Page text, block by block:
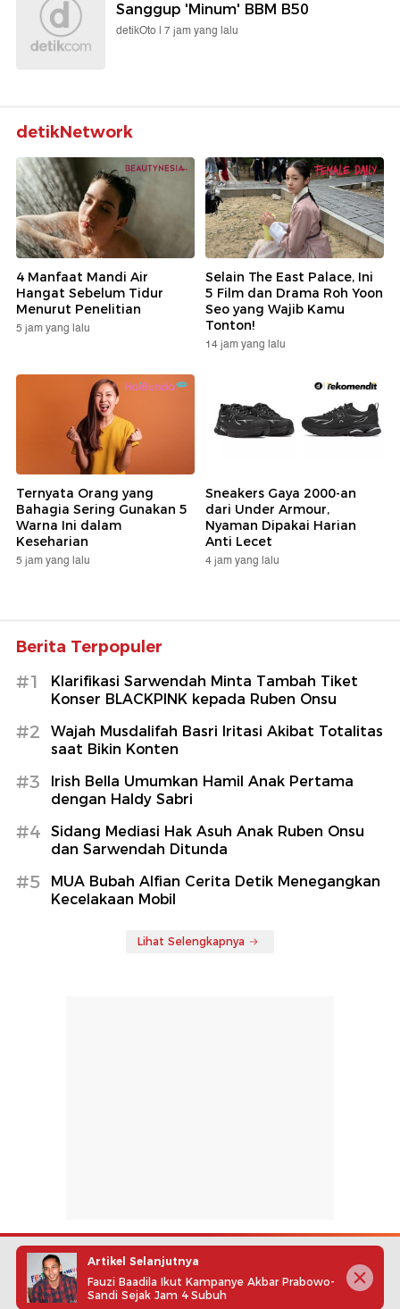
Sanggup 'Minum' BBM B50
detikOto | 7 jam yang lalu
detikNetwork
4 Manfaat Mandi Air
Hangat Sebelum Tidur
Menurut Penelitian
5 jam yang lalu
Selain The East Palace, Ini
5 Film dan Drama Roh Yoon
Seo yang Wajib Kamu
Tonton!
14 jam yang lalu
Ternyata Orang yang
Bahagia Sering Gunakan 5
Warna Ini dalam
Keseharian
5 jam yang lalu
Sneakers Gaya 2000-an
dari Under Armour,
Nyaman Dipakai Harian
Anti Lecet
4 jam yang lalu
Berita Terpopuler
#1
Klarifikasi Sarwendah Minta Tambah Tiket
Konser BLACKPINK kepada Ruben Onsu
#2
Wajah Musdalifah Basri Iritasi Akibat Totalitas
saat Bikin Konten
#3
Irish Bella Umumkan Hamil Anak Pertama
dengan Haldy Sabri
#4
Sidang Mediasi Hak Asuh Anak Ruben Onsu
dan Sarwendah Ditunda
#5
MUA Bubah Alfian Cerita Detik Menegangkan
Kecelakaan Mobil
Lihat Selengkapnya
Artikel Selanjutnya
Fauzi Baadila Ikut Kampanye Akbar Prabowo-
Sandi Sejak Jam 4 Subuh